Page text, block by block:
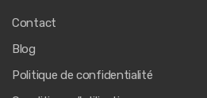
Contact
Blog
Politique de confidentialité